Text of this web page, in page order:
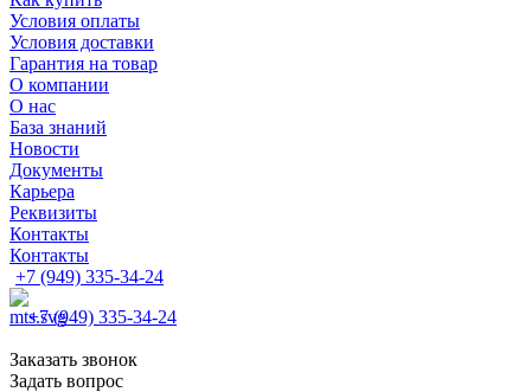
Условия оплаты
Условия доставки
Гарантия на товар
О компании
О нас
База знаний
Новости
Документы
Карьера
Реквизиты
Контакты
Контакты
+7 (949) 335-34-24
+7 (949) 335-34-24
Заказать звонок
Задать вопрос